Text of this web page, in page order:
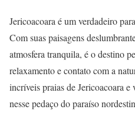
Jericoacoara é um verdadeiro
Com suas paisagens
atmosfera tranquila, é o destino
relaxamento e contato com a
incríveis praias de Jericoacoara
nesse pedaço do paraíso